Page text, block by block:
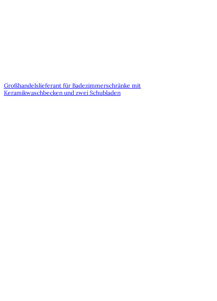
Großhandelslieferant für Badezimmerschränke mit
Keramikwaschbecken und zwei Schubladen